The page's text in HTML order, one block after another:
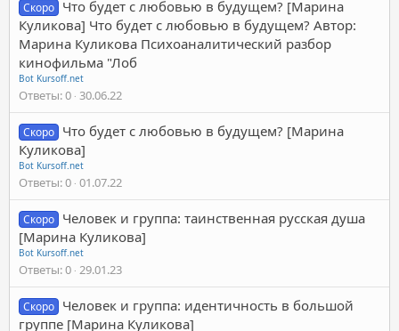
Скоро Что будет с любовью в будущем? [Марина
Куликова] Что будет с любовью в будущем? Автор:
Марина Куликова Психоаналитический разбор
кинофильма "Лоб
Bot Kursoff.net
Ответы 0 30.06.22
Скоро Что будет с любовью в будущем? [Марина
Куликова]
Bot Kursoff.net
Ответы 0 01.07.22
Скоро Человек и группа: таинственная русская душа
[Марина Куликова]
Bot Kursoff.net
Ответы 0 29.01.23
Скоро Человек и группа: идентичность в большой
группе [Марина Куликова]